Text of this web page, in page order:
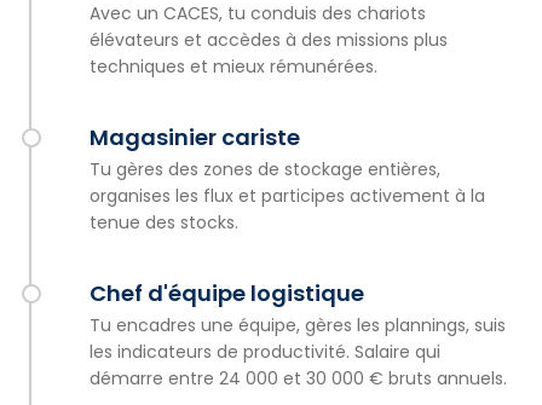
Avec un CACES, tu conduis des chariots
élévateurs et accèdes à des missions plus
techniques et mieux rémunérées.
Magasinier cariste
Tu gères des zones de stockage entières,
organises les flux et participes activement à la
tenue des stocks.
Chef d'équipe logistique
Tu encadres une équipe, gères les plannings, suis
les indicateurs de productivité. Salaire qui
démarre entre 24 000 et 30 000 € bruts annuels.